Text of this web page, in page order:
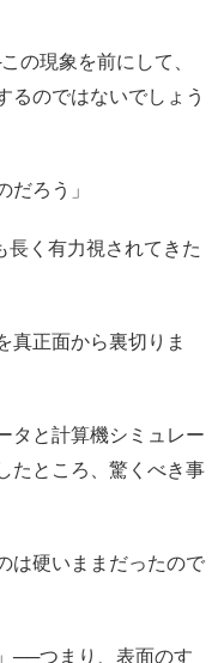
の現象を前にして、
るのではないでしょう
だろう」
長く有力視されてきた
真正面から裏切りま
タと計算機シミュレー
たところ、驚くべき事
は硬いままだったので
──つまり、表面のす